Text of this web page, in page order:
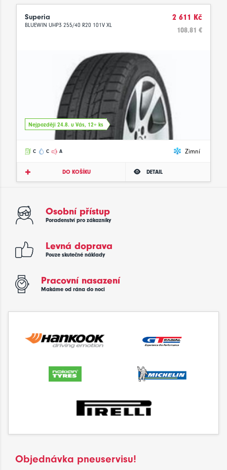
Superia
BLUEWIN UHP3 255/40 R20 101V XL
2 611 Kč
108.81 €
Nejpozději 24.8. u Vás, 12+ ks
C C A Zimní
DO KOŠÍKU DETAIL
Osobní přístup
Poradenství pro zákazníky
Levná doprava
Pouze skutečné náklady
Pracovní nasazení
Makáme od rána do noci
Objednávka pneuservisu!